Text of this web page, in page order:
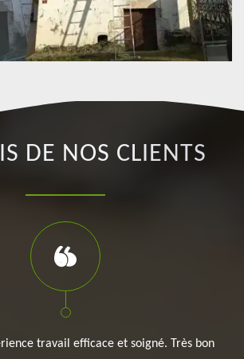
DE NOS CLIENTS
travail efficace et soigné. Très bon